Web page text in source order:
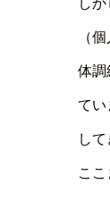
（
体
て
して
こ